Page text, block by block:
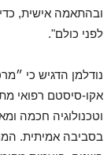
ובהתאמה אישית,
לפני כולם".
נודלמן הדגיש כי
אקו-סיסטם רפואי
וטכנולוגיה חכמה
בסביבה אמיתית.